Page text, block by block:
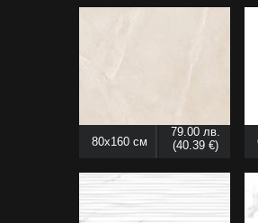
80x160 см
79.00 лв.
(40.39 €)